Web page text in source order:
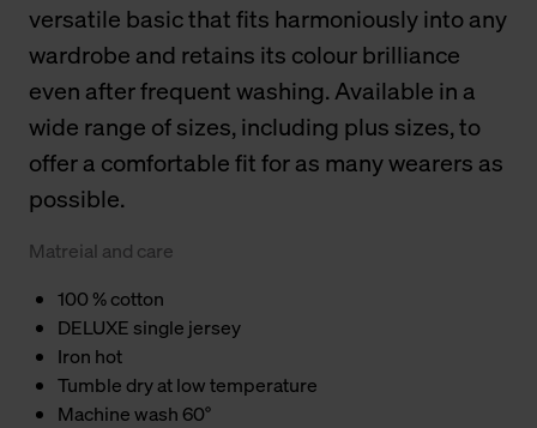
versatile basic that fits harmoniously into any
wardrobe and retains its colour brilliance
even after frequent washing. Available in a
wide range of sizes, including plus sizes, to
offer a comfortable fit for as many wearers as
possible.
Matreial and care
100 % cotton
DELUXE single jersey
Iron hot
Tumble dry at low temperature
Machine wash 60°